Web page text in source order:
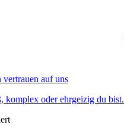
auf uns
komplex oder ehrgeizig du bist.